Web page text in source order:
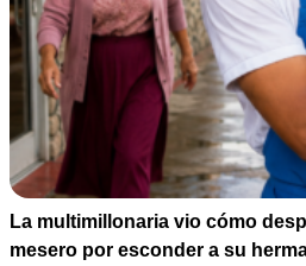
La multimillonaria vio cómo
mesero por esconder a su